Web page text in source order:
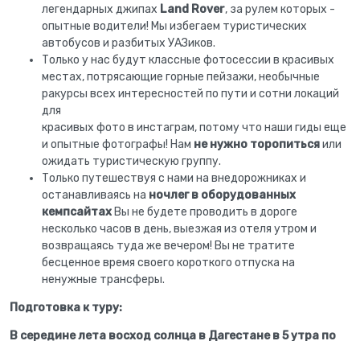
легендарных джипах Land Rover, за рулем которых -
опытные водители! Мы избегаем туристических
автобусов и разбитых УАЗиков.
Только у нас будут классные фотосессии в красивых
местах, потрясающие горные пейзажи, необычные
ракурсы всех интересностей по пути и сотни локаций
для
красивых фото в инстаграм, потому что наши гиды еще
и опытные фотографы! Нам не нужно торопитьсяили
ожидать туристическую группу.
Только путешествуя с нами на внедорожниках и
останавливаясь на ночлег в оборудованных
кемпсайтах Вы не будете проводить в дороге
несколько часов в день, выезжая из отеля утром и
возвращаясь туда же вечером! Вы не тратите
бесценное время своего короткого отпуска на
ненужные трансферы.
Подготовка к туру:
В середине лета восход солнца в Дагестане в 5 утра по